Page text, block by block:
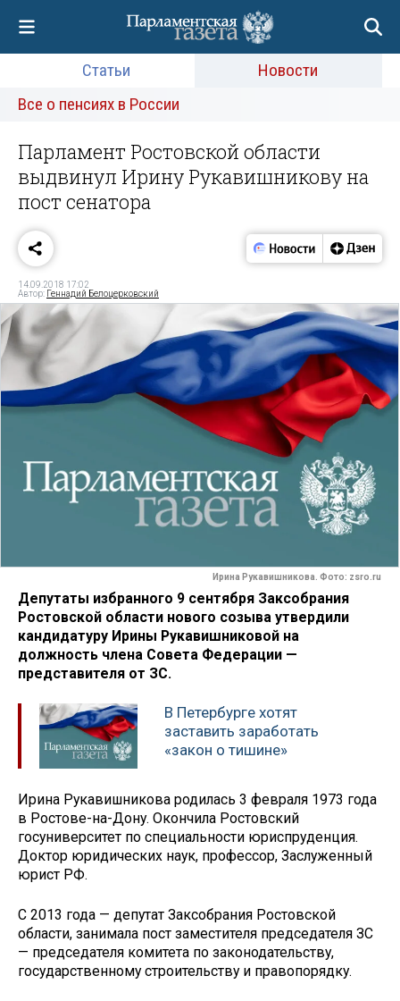
Статьи
Новости
Все о пенсиях в России
Парламент Ростовской области
выдвинул Ирину Рукавишникову на
пост сенатора
14.09.2018 17:02
Автор: Геннадий Белоцерковский
Ирина Рукавишникова. Фото: zsro.ru
Депутаты избранного 9 сентября Заксобрания
Ростовской области нового созыва утвердили
кандидатуру Ирины Рукавишниковой на
должность члена Совета Федерации —
представителя от ЗС.
В Петербурге хотят
заставить заработать
«закон о тишине»
Ирина Рукавишникова родилась 3 февраля 1973 года
в Ростове-на-Дону. Окончила Ростовский
госуниверситет по специальности юриспруденция.
Доктор юридических наук, профессор, Заслуженный
юрист РФ.
С 2013 года — депутат Заксобрания Ростовской
области, занимала пост заместителя председателя ЗС
— председателя комитета по законодательству,
государственному строительству и правопорядку.